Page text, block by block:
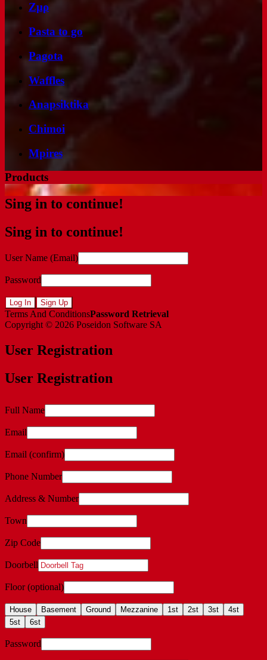
Ζμρ
Pasta to go
Pagota
Waffles
Anapsiktika
Chimoi
Mpires
Products
Sing in to continue!
Sing in to continue!
User Name (Email)
Password
Log In Sign Up
Terms And ConditionsPassword Retrieval
Copyright © 2026 Poseidon Software SA
User Registration
User Registration
Full Name
Email
Email (confirm)
Phone Number
Address & Number
Town
Zip Code
Doorbell
Floor (optional)
House Basement Ground Mezzanine 1st 2st 3st
4st
5st
6st
Password